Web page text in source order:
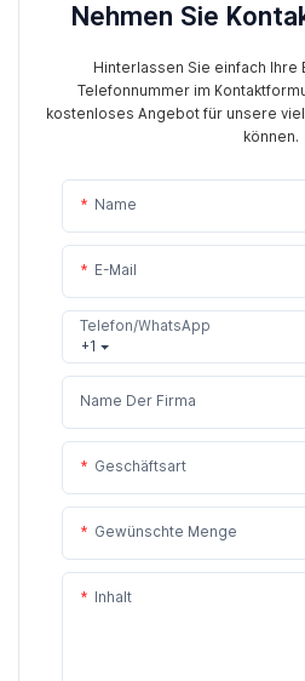
Nehmen Sie
Hinterlassen Sie einfach
Telefonnummer im
kostenloses Angebot für unsere
können.
Name
E-Mail
+1
Telefon/WhatsApp
Name Der Firma
Geschäftsart
Gewünschte Menge
Inhalt